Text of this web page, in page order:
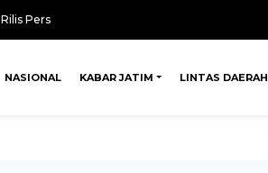
Rilis Pers
NASIONAL KABAR JATIM LINTAS DAERAH